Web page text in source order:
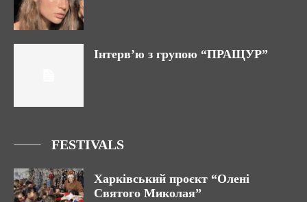
Інтерв’ю з групою “ПРАЩУР”
FESTIVALS
Харківський проєкт “Олені
Святого Миколая”